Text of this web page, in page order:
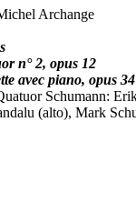
Archange
n° 2, opus 12
avec piano, opus 34
Schumann:
(alto), Mark